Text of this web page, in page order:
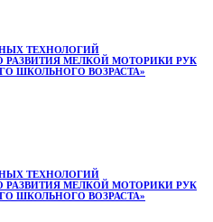
ТЕХНОЛОГИЙ
РАЗВИТИЯ МЕЛКОЙ МОТОРИКИ РУК
ШКОЛЬНОГО ВОЗРАСТА»
ТЕХНОЛОГИЙ
РАЗВИТИЯ МЕЛКОЙ МОТОРИКИ РУК
ШКОЛЬНОГО ВОЗРАСТА»